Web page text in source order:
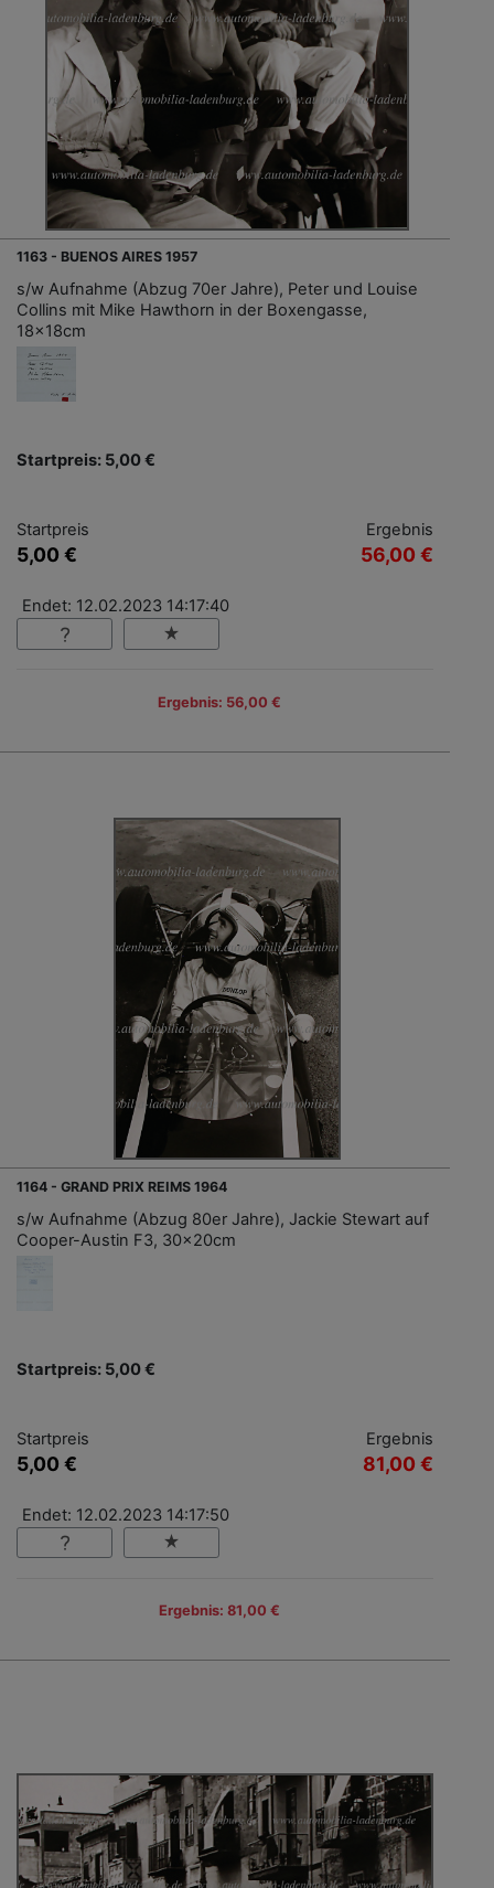
1163 - BUENOS AIRES 1957
s/w Aufnahme (Abzug 70er Jahre), Peter und Louise
Collins mit Mike Hawthorn in der Boxengasse,
18x18cm
Startpreis: 5,00 €
Startpreis
5,00 €
Ergebnis
56,00 €
Endet: 12.02.2023 14:17:40
Ergebnis: 56,00 €
1164 - GRAND PRIX REIMS 1964
s/w Aufnahme (Abzug 80er Jahre), Jackie Stewart auf
Cooper-Austin F3, 30x20cm
Startpreis: 5,00 €
Startpreis
5,00 €
Ergebnis
81,00 €
Endet: 12.02.2023 14:17:50
Ergebnis: 81,00 €